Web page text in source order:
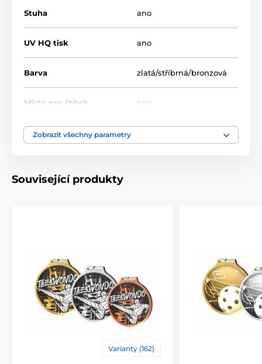
Stuha ano
UV HQ tisk ano
Barva zlatá/stříbrná/bronzová
Místo pro štítek ano
Průměr cm
Zobrazit všechny parametry
Související produkty
Varianty (162)